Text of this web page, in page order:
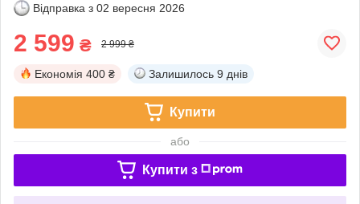
Відправка з 02 вересня 2026
2 599 ₴ 2 999 ₴
Економія 400 ₴ Залишилось 9 днів
Купити
або
Купити з